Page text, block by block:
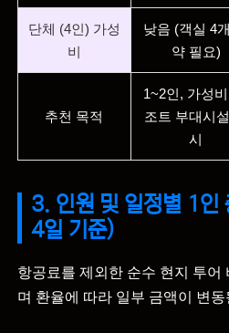
단체 (4인) 가성
비
낮음 (객실 4
약 필요)
추천 목적
1~2인, 가성비
조트 부대시
시
3. 인원 및 일정별 1인
4일 기준)
항공료를 제외한 순수 현지 투어
며 환율에 따라 일부 금액이 변